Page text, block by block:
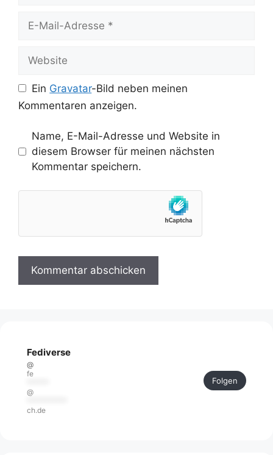
Mail-
Ein Gravatar-Bild neben meinen
Kommentaren anzeigen.
Name, E-Mail-Adresse und Website in
diesem Browser für meinen nächsten
Kommentar speichern.
Fediverse
@
fe
@
ch.de
Folgen